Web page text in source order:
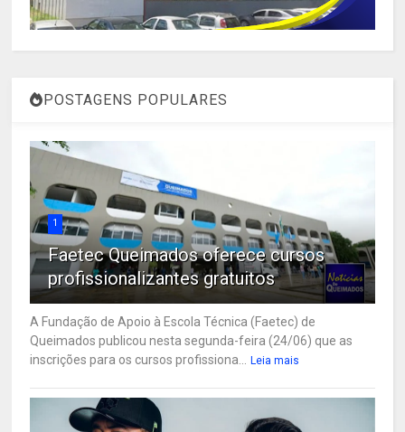
POSTAGENS POPULARES
1
Faetec Queimados oferece cursos
profissionalizantes gratuitos
A Fundação de Apoio à Escola Técnica (Faetec) de
Queimados publicou nesta segunda-feira (24/06) que as
inscrições para os cursos profissiona...
Leia mais